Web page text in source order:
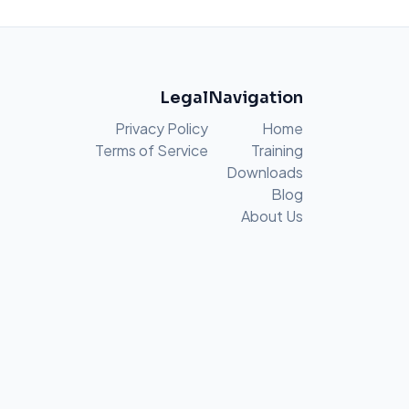
Navigation
Home
Training
Downloads
Blog
About Us
Legal
Privacy Policy
Terms of Service